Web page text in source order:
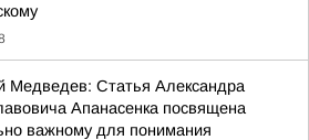
Медведев: Статья Александра
Апанасенка посвящена
важному для понимания